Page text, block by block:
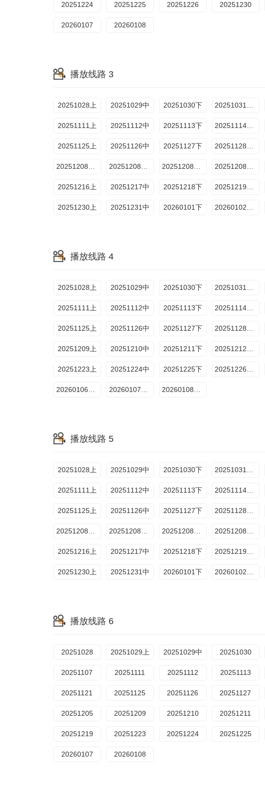
20251224 20251225 20251226 20251230
20260107 20260108
播放线路 3
20251028上 20251029中 20251030下
20251111上 20251112中 20251113下 20251114加更
20251125上 20251126中 20251127下
20251216上 20251217中 20251218下
20251230上 20251231中 20260101下
播放线路 4
20251028上 20251029中 20251030下
20251111上 20251112中 20251113下 20251114加更
20251125上 20251126中 20251127下
20251209上 20251210中 20251211下
20251223上 20251224中 20251225下
播放线路 5
20251028上 20251029中 20251030下
20251111上 20251112中 20251113下 20251114加更
20251125上 20251126中 20251127下
20251216上 20251217中 20251218下
20251230上 20251231中 20260101下
播放线路 6
20251028 20251029上 20251029中 20251030
20251107 20251111 20251112 20251113
20251121 20251125 20251126 20251127
20251205 20251209 20251210 20251211
20251219 20251223 20251224 20251225
20260107 20260108